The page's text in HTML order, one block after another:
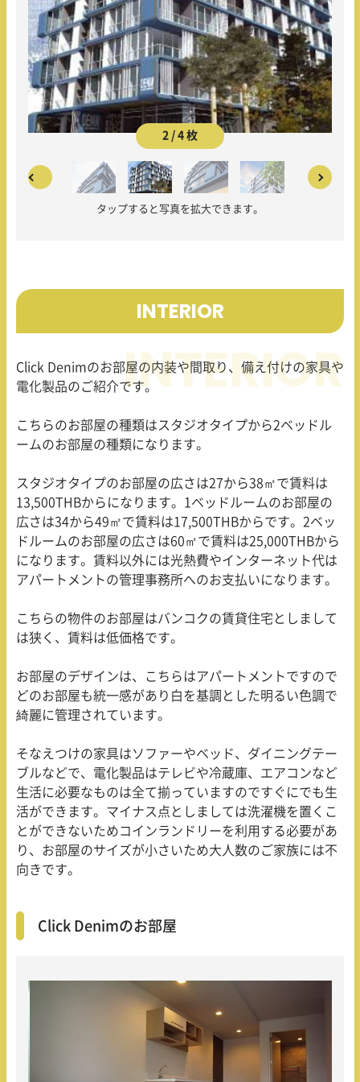
2 / 4 枚
タップすると写真を拡大できます。
INTERIOR
Click Denimのお部屋の内装や間取り、備え付けの家具や
電化製品のご紹介です。
こちらのお部屋の種類はスタジオタイプから2ベッドル
ームのお部屋の種類になります。
スタジオタイプのお部屋の広さは27から38㎡で賃料は
13,500THBからになります。1ベッドルームのお部屋の
広さは34から49㎡で賃料は17,500THBからです。2ベッ
ドルームのお部屋の広さは60㎡で賃料は25,000THBから
になります。賃料以外には光熱費やインターネット代は
アパートメントの管理事務所へのお支払いになります。
こちらの物件のお部屋はバンコクの賃貸住宅としまして
は狭く、賃料は低価格です。
お部屋のデザインは、こちらはアパートメントですので
どのお部屋も統一感があり白を基調とした明るい色調で
綺麗に管理されています。
そなえつけの家具はソファーやベッド、ダイニングテー
ブルなどで、電化製品はテレビや冷蔵庫、エアコンなど
生活に必要なものは全て揃っていますのですぐにでも生
活ができます。マイナス点としましては洗濯機を置くこ
とができないためコインランドリーを利用する必要があ
り、お部屋のサイズが小さいため大人数のご家族には不
向きです。
Click Denimのお部屋